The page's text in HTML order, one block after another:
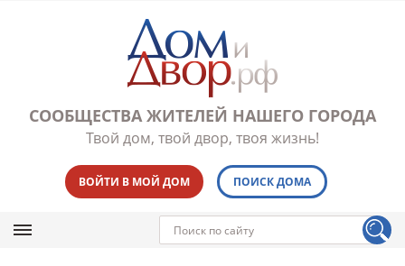
СООБЩЕСТВА ЖИТЕЛЕЙ НАШЕГО ГОРОДА
Твой дом, твой двор, твоя жизнь!
ВОЙТИ В МОЙ ДОМ ПОИСК ДОМА